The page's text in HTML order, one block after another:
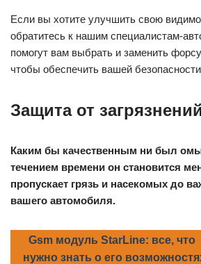
Если вы хотите улучшить свою
обратитесь к нашим специалистам-
помогут вам выбрать и заменить
чтобы обеспечить вашей
Защита от загрязнений
Каким бы качественным ни был
течением времени он становится
пропускает грязь и насекомых до
вашего автомобиля.
Gsm модуль StarLine: все, что
нужно знать о его